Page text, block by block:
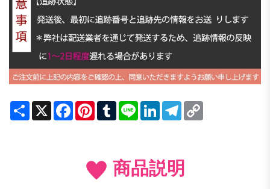
Share X FacebookPinterestTumblrLine LinkedInTelegram
商品説明